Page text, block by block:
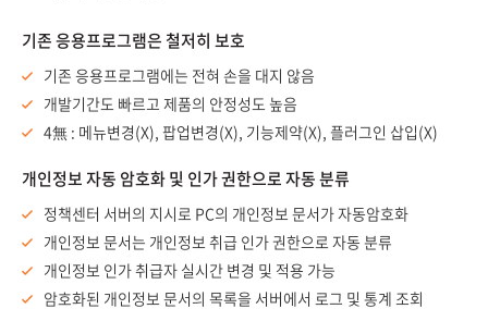
기존 응용프로그램은 철저히 보호
기존 응용프로그램에는 전혀 손을 대지 않음
개발기간도 빠르고 제품의 안정성도 높음
4無 : 메뉴변경(X), 팝업변경(X), 기능제약(X), 플러그인 삽입(X)
개인정보 자동 암호화 및 인가 권한으로 자동 분류
정책센터 서버의 지시로 PC의 개인정보 문서가 자동암호화
개인정보 문서는 개인정보 취급 인가 권한으로 자동 분류
개인정보 인가 취급자 실시간 변경 및 적용 가능
암호화된 개인정보 문서의 목록을 서버에서 로그 및 통계 조회